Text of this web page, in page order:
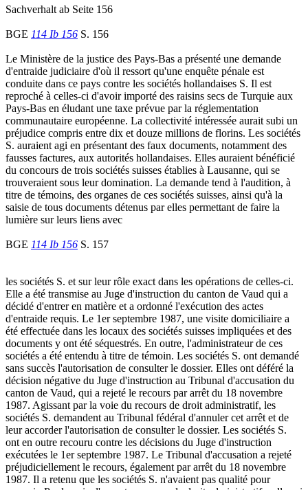
Sachverhalt ab Seite 156
BGE 114 Ib 156 S. 156
Le Ministère de la justice des Pays-Bas a présenté une demande
d'entraide judiciaire d'où il ressort qu'une enquête pénale est
conduite dans ce pays contre les sociétés hollandaises S. Il est
reproché à celles-ci d'avoir importé des raisins secs de Turquie aux
Pays-Bas en éludant une taxe prévue par la réglementation
communautaire européenne. La collectivité intéressée aurait subi un
préjudice compris entre dix et douze millions de florins. Les sociétés
S. auraient agi en présentant des faux documents, notamment des
fausses factures, aux autorités hollandaises. Elles auraient bénéficié
du concours de trois sociétés suisses établies à Lausanne, qui se
trouveraient sous leur domination. La demande tend à l'audition, à
titre de témoins, des organes de ces sociétés suisses, ainsi qu'à la
saisie de tous documents détenus par elles permettant de faire la
lumière sur leurs liens avec
BGE 114 Ib 156 S. 157
les sociétés S. et sur leur rôle exact dans les opérations de celles-ci.
Elle a été transmise au Juge d'instruction du canton de Vaud qui a
décidé d'entrer en matière et a ordonné l'exécution des actes
d'entraide requis. Le 1er septembre 1987, une visite domiciliaire a
été effectuée dans les locaux des sociétés suisses impliquées et des
documents y ont été séquestrés. En outre, l'administrateur de ces
sociétés a été entendu à titre de témoin. Les sociétés S. ont demandé
sans succès l'autorisation de consulter le dossier. Elles ont déféré la
décision négative du Juge d'instruction au Tribunal d'accusation du
canton de Vaud, qui a rejeté le recours par arrêt du 18 novembre
1987. Agissant par la voie du recours de droit administratif, les
sociétés S. demandent au Tribunal fédéral d'annuler cet arrêt et de
leur accorder l'autorisation de consulter le dossier. Les sociétés S.
ont en outre recouru contre les décisions du Juge d'instruction
exécutées le 1er septembre 1987. Le Tribunal d'accusation a rejeté
préjudiciellement le recours, également par arrêt du 18 novembre
1987. Il a retenu que les sociétés S. n'avaient pas qualité pour